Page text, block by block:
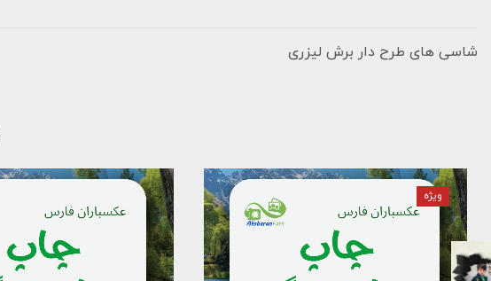
شاسی های طرح دار برش لیزری
ویژه